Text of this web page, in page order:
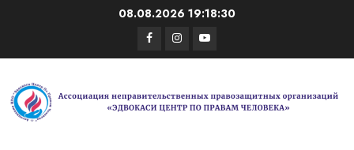
08.08.202619:18:31
Facebook
Instagram
Youtube